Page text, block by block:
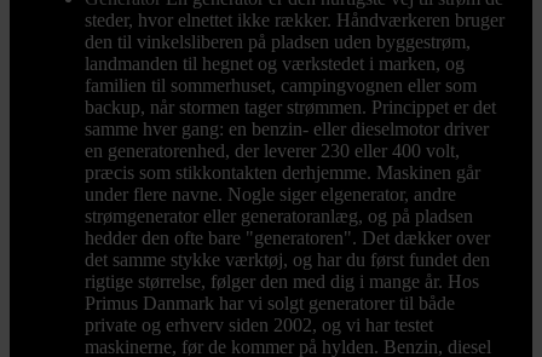
steder, hvor elnettet ikke rækker. Håndværkeren bruger
den til vinkelsliberen på pladsen uden byggestrøm,
landmanden til hegnet og værkstedet i marken, og
familien til sommerhuset, campingvognen eller som
backup, når stormen tager strømmen. Princippet er det
samme hver gang: en benzin- eller dieselmotor driver
en generatorenhed, der leverer 230 eller 400 volt,
præcis som stikkontakten derhjemme. Maskinen går
under flere navne. Nogle siger elgenerator, andre
strømgenerator eller generatoranlæg, og på pladsen
hedder den ofte bare "generatoren". Det dækker over
det samme stykke værktøj, og har du først fundet den
rigtige størrelse, følger den med dig i mange år. Hos
Primus Danmark har vi solgt generatorer til både
private og erhverv siden 2002, og vi har testet
maskinerne, før de kommer på hylden. Benzin, diesel